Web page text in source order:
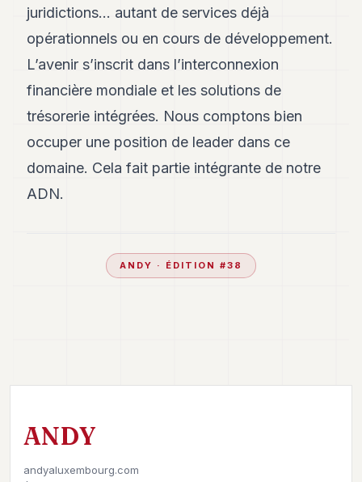
juridictions… autant de services déjà
opérationnels ou en cours de développement.
L’avenir s’inscrit dans l’interconnexion
financière mondiale et les solutions de
trésorerie intégrées. Nous comptons bien
occuper une position de leader dans ce
domaine. Cela fait partie intégrante de notre
ADN.
ANDY · ÉDITION #38
ANDY
andyaluxembourg.com